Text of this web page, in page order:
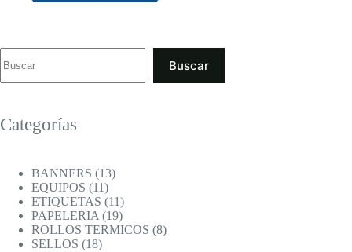
Buscar
Categorías
BANNERS 1313
EQUIPOS 1111
productos
ETIQUETAS 1111
productos
PAPELERIA 1919
productos
ROLLOS TERMICOS 88
SELLOS 1818